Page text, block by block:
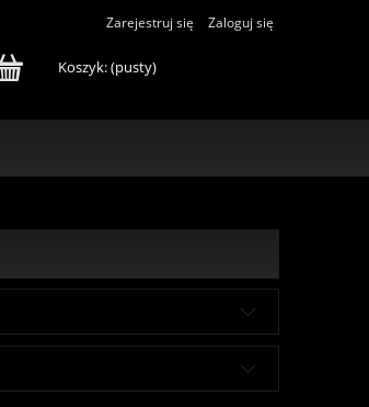
Zarejestruj się Zaloguj się
Koszyk:(pusty)